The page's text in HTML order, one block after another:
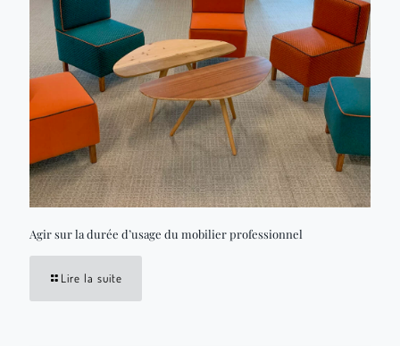
Agir sur la durée d’usage du mobilier professionnel
Lire la suite